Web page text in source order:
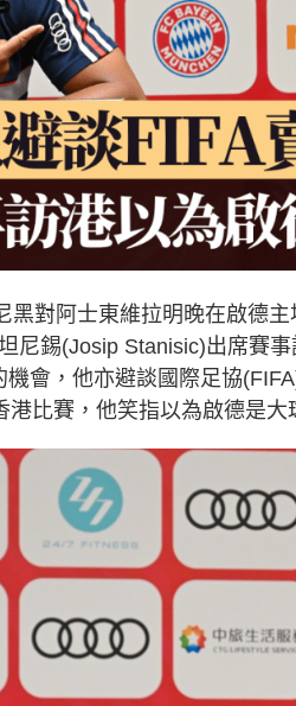
黑對阿士東維拉明晚在啟德
尼錫(Josip Stanisic)出席賽
會，他亦避談國際足協
比賽，他笑指以為啟德是大